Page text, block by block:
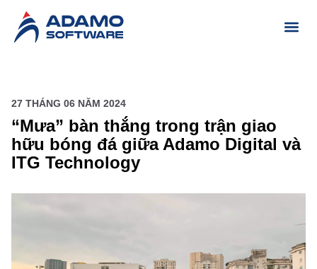
27 THÁNG 06 NĂM 2024
“Mưa” bàn thắng trong trận giao
hữu bóng đá giữa Adamo Digital và
ITG Technology